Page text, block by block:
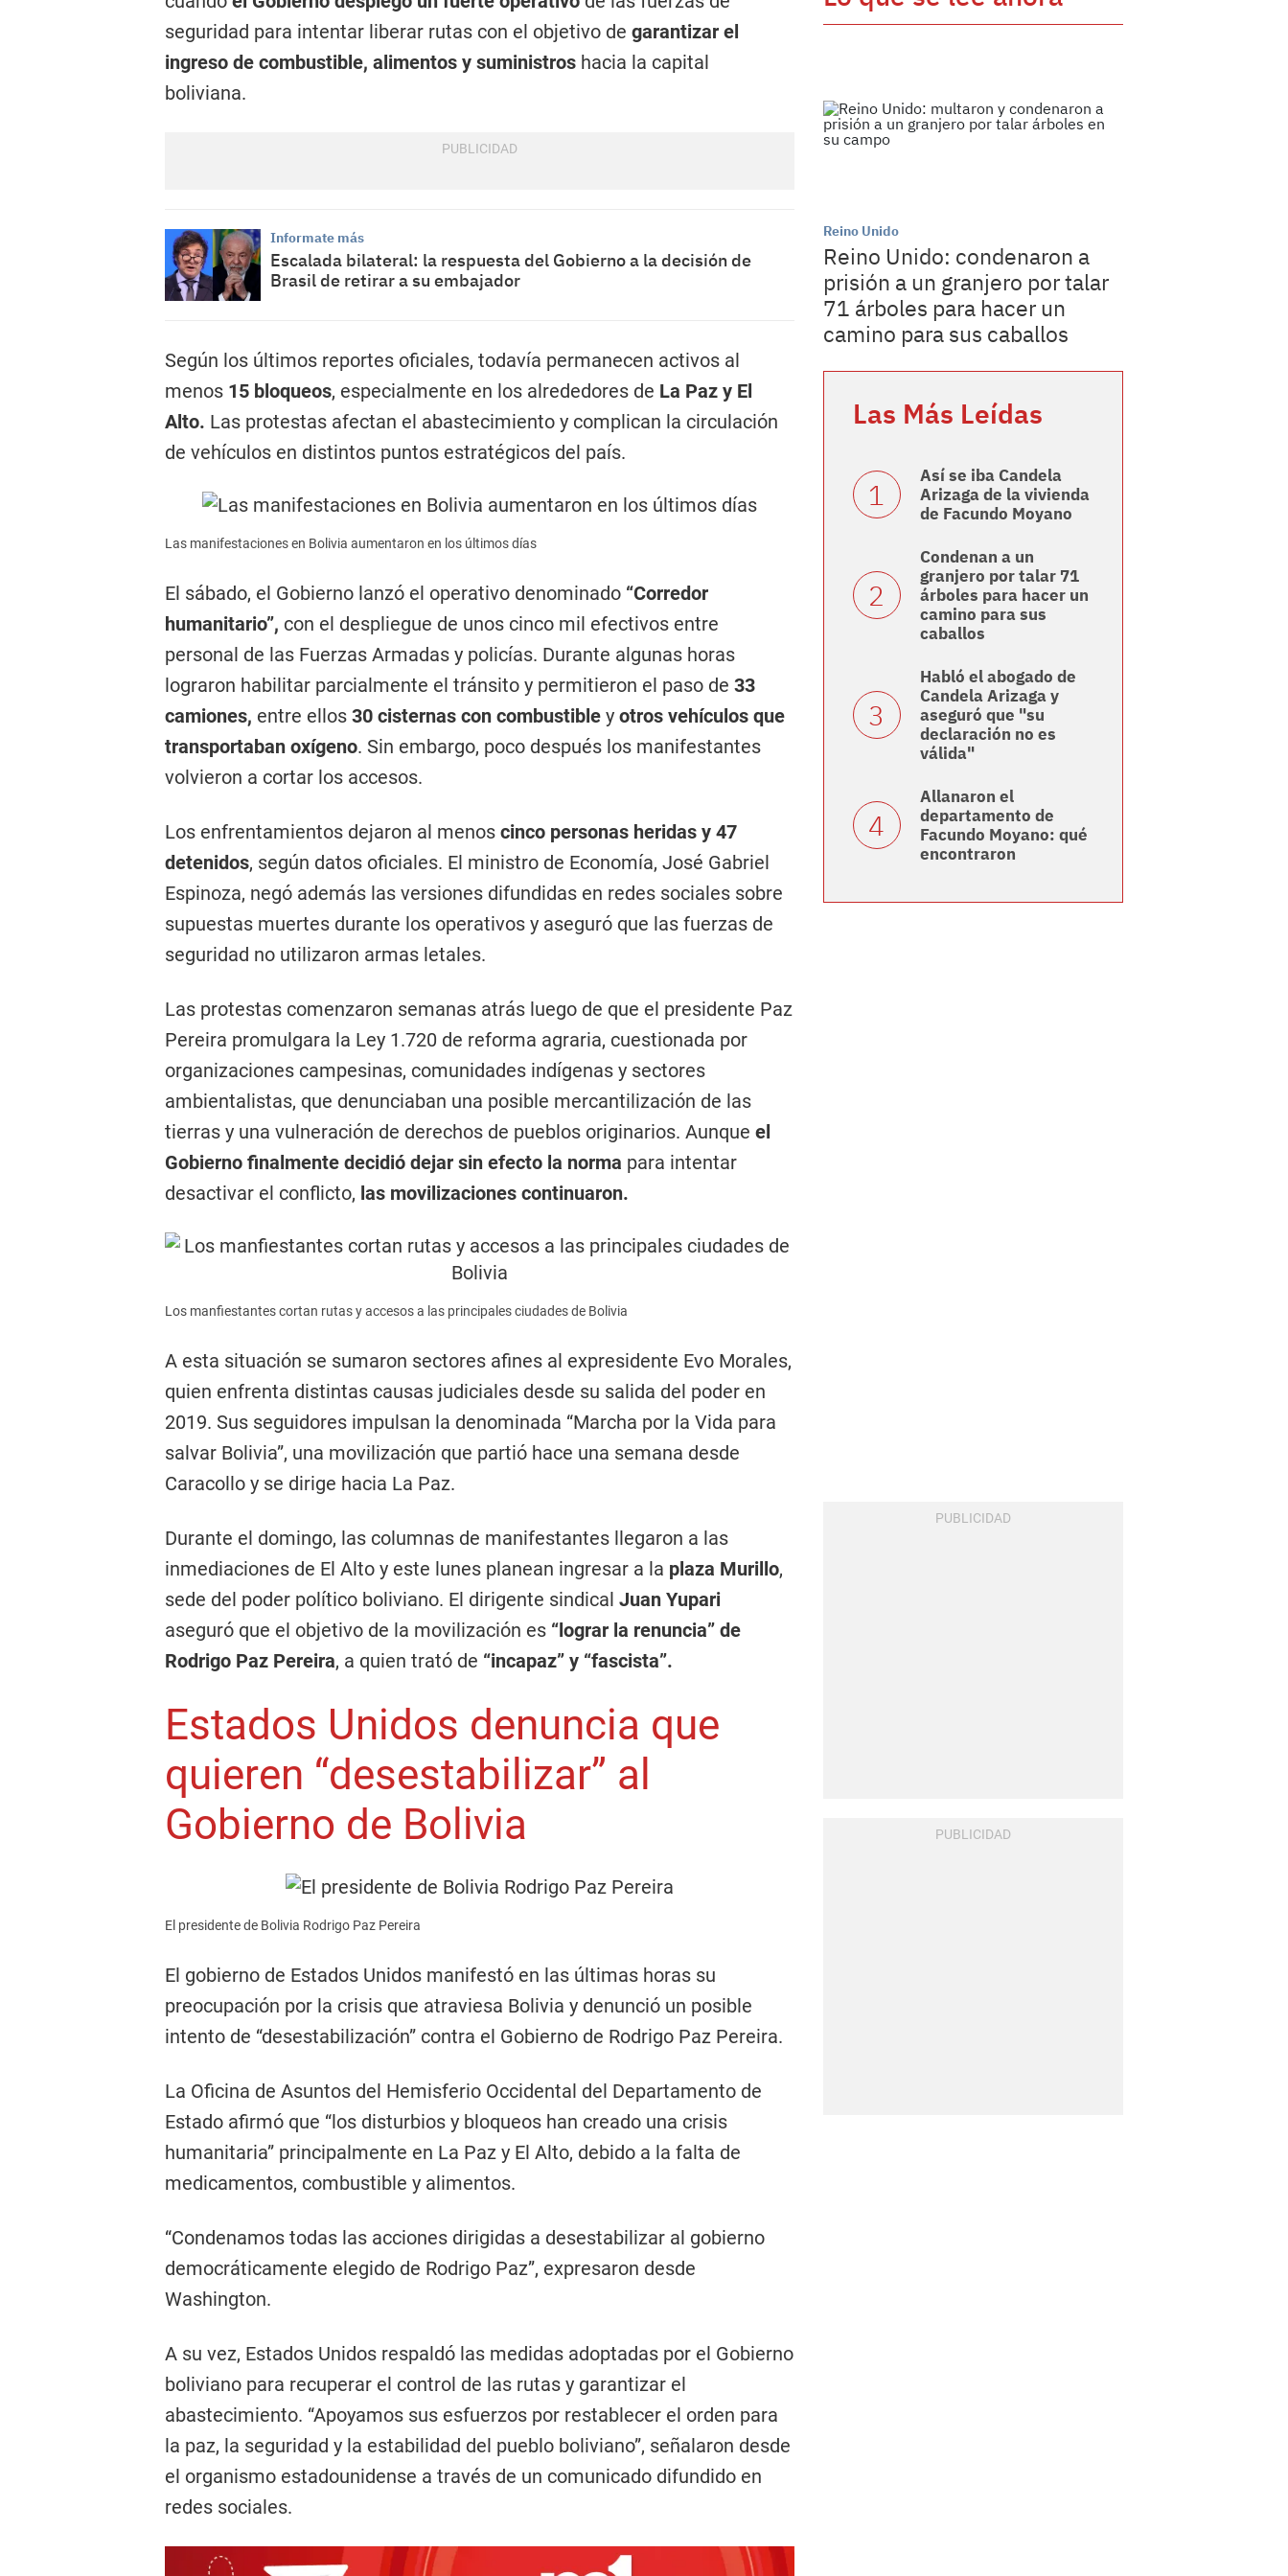
seguridad para intentar liberar rutas con el objetivo de garantizar el
ingreso de combustible, alimentos y suministros hacia la capital
boliviana.
Informate más
Escalada bilateral: la respuesta del Gobierno a la decisión de
Brasil de retirar a su embajador
Según los últimos reportes oficiales, todavía permanecen activos al
menos 15 bloqueos, especialmente en los alrededores de La Paz y El
Alto. Las protestas afectan el abastecimiento y complican la circulación
de vehículos en distintos puntos estratégicos del país.
Las manifestaciones en Bolivia aumentaron en los últimos días
El sábado, el Gobierno lanzó el operativo denominado “Corredor
humanitario”, con el despliegue de unos cinco mil efectivos entre
personal de las Fuerzas Armadas y policías. Durante algunas horas
lograron habilitar parcialmente el tránsito y permitieron el paso de 33
camiones, entre ellos 30 cisternas con combustible y otros vehículos que
transportaban oxígeno. Sin embargo, poco después los manifestantes
volvieron a cortar los accesos.
Los enfrentamientos dejaron al menos cinco personas heridas y 47
detenidos, según datos oficiales. El ministro de Economía, José Gabriel
Espinoza, negó además las versiones difundidas en redes sociales sobre
supuestas muertes durante los operativos y aseguró que las fuerzas de
seguridad no utilizaron armas letales.
Las protestas comenzaron semanas atrás luego de que el presidente Paz
Pereira promulgara la Ley 1.720 de reforma agraria, cuestionada por
organizaciones campesinas, comunidades indígenas y sectores
ambientalistas, que denunciaban una posible mercantilización de las
tierras y una vulneración de derechos de pueblos originarios. Aunque el
Gobierno finalmente decidió dejar sin efecto la norma para intentar
desactivar el conflicto, las movilizaciones continuaron.
Los manfiestantes cortan rutas y accesos a las principales ciudades de Bolivia
A esta situación se sumaron sectores afines al expresidente Evo Morales,
quien enfrenta distintas causas judiciales desde su salida del poder en
2019. Sus seguidores impulsan la denominada “Marcha por la Vida para
salvar Bolivia”, una movilización que partió hace una semana desde
Caracollo y se dirige hacia La Paz.
Durante el domingo, las columnas de manifestantes llegaron a las
inmediaciones de El Alto y este lunes planean ingresar a la plaza Murillo,
sede del poder político boliviano. El dirigente sindical Juan Yupari
aseguró que el objetivo de la movilización es “lograr la renuncia” de
Rodrigo Paz Pereira, a quien trató de “incapaz” y “fascista”.
Estados Unidos denuncia que
quieren “desestabilizar” al
Gobierno de Bolivia
El presidente de Bolivia Rodrigo Paz Pereira
El gobierno de Estados Unidos manifestó en las últimas horas su
preocupación por la crisis que atraviesa Bolivia y denunció un posible
intento de “desestabilización” contra el Gobierno de Rodrigo Paz Pereira.
La Oficina de Asuntos del Hemisferio Occidental del Departamento de
Estado afirmó que “los disturbios y bloqueos han creado una crisis
humanitaria” principalmente en La Paz y El Alto, debido a la falta de
medicamentos, combustible y alimentos.
“Condenamos todas las acciones dirigidas a desestabilizar al gobierno
democráticamente elegido de Rodrigo Paz”, expresaron desde
Washington.
A su vez, Estados Unidos respaldó las medidas adoptadas por el Gobierno
boliviano para recuperar el control de las rutas y garantizar el
abastecimiento. “Apoyamos sus esfuerzos por restablecer el orden para
la paz, la seguridad y la estabilidad del pueblo boliviano”, señalaron desde
el organismo estadounidense a través de un comunicado difundido en
redes sociales.
Reino Unido
Reino Unido: condenaron a
prisión a un granjero por talar
71 árboles para hacer un
camino para sus caballos
Las Más Leídas
Así se iba Candela
Arizaga de la vivienda
de Facundo Moyano
Condenan a un
granjero por talar 71
árboles para hacer un
camino para sus
caballos
Habló el abogado de
Candela Arizaga y
aseguró que "su
declaración no es
válida"
Allanaron el
departamento de
Facundo Moyano: qué
encontraron